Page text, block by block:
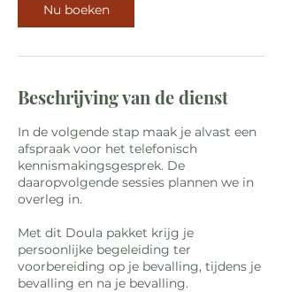
Nu boeken
Beschrijving van de dienst
In de volgende stap maak je alvast een
afspraak voor het telefonisch
kennismakingsgesprek. De
daaropvolgende sessies plannen we in
overleg in.
Met dit Doula pakket krijg je
persoonlijke begeleiding ter
voorbereiding op je bevalling, tijdens je
bevalling en na je bevalling.